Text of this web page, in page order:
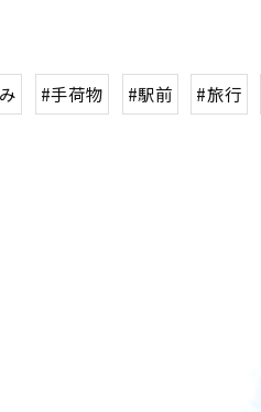
#手荷物 #駅前 #旅行